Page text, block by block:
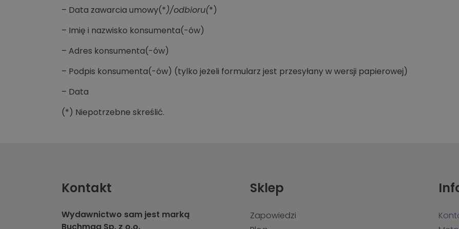
– Data zawarcia umowy(*)/odbioru(*)
– Imię i nazwisko konsumenta(-ów)
– Adres konsumenta(-ów)
– Podpis konsumenta(-ów) (tylko jeżeli formularz jest przesyłany w wersji papierowej)
– Data
(*) Niepotrzebne skreślić.
Kontakt
Wydawnictwo sam jest marką
Sklep
Zapowiedzi